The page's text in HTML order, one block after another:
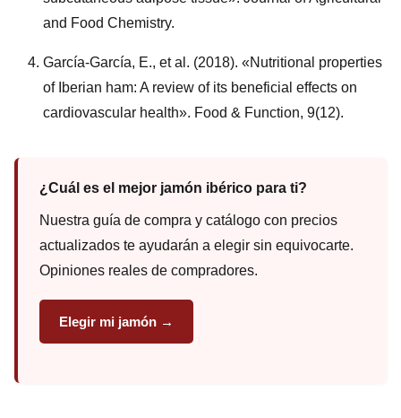
and Food Chemistry.
García-García, E., et al. (2018). «Nutritional properties
of Iberian ham: A review of its beneficial effects on
cardiovascular health». Food & Function, 9(12).
¿Cuál es el mejor jamón ibérico para ti?
Nuestra guía de compra y catálogo con precios
actualizados te ayudarán a elegir sin equivocarte.
Opiniones reales de compradores.
Elegir mi jamón →